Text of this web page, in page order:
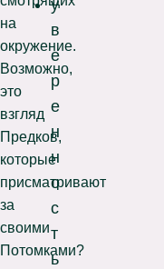
на
окружение.
Возможно,
это
взгляд
Предков,
которые
присматривают
за
своими
Потомками?
у
в
е
р
е
н
н
о
с
т
ь